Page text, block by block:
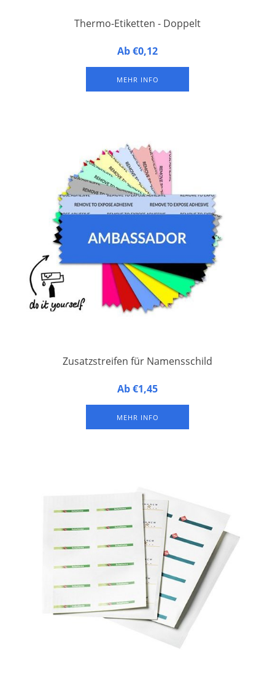
Thermo-Etiketten - Doppelt
Mit 3 Lochungen für Hosenträgerclip oder Schlüsselband und
Ab €0,12
MEHR INFO
Zusatzstreifen für Namensschild
Maße: 10,4 x 4,1 cm.
Der obere Rand ist mit doppelseitigem Klebeband versehen.
Ab €1,45
MEHR INFO